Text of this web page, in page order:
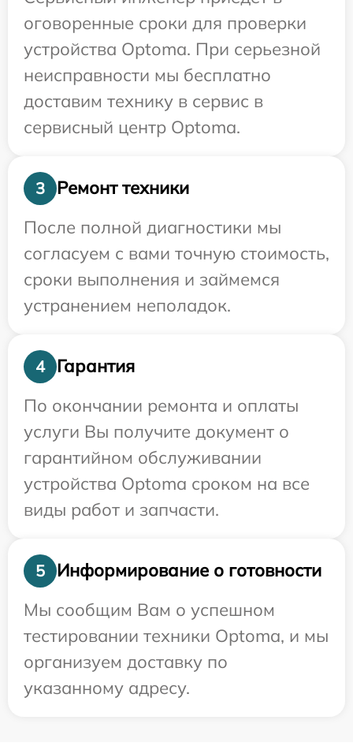
оговоренные сроки для проверки
устройства Optoma. При серьезной
неисправности мы бесплатно
доставим технику в сервис в
сервисный центр Optoma.
3
Ремонт техники
После полной диагностики мы
согласуем с вами точную стоимость,
сроки выполнения и займемся
устранением неполадок.
4
Гарантия
По окончании ремонта и оплаты
услуги Вы получите документ о
гарантийном обслуживании
устройства Optoma сроком на все
виды работ и запчасти.
5
Информирование о готовности
Мы сообщим Вам о успешном
тестировании техники Optoma, и мы
организуем доставку по
указанному адресу.